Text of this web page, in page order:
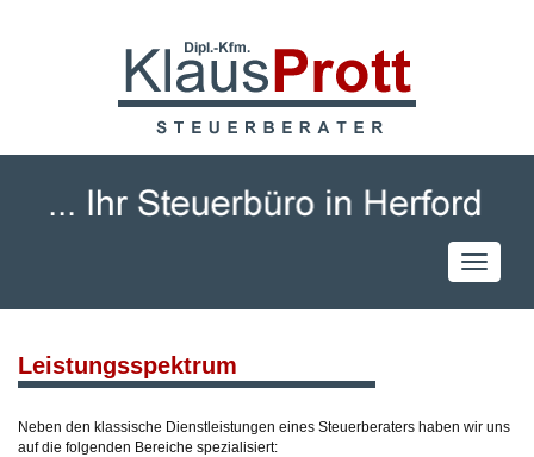
Toggle
Leistungsspektrum
Neben den klassische Dienstleistungen eines Steuerberaters haben wir uns
auf die folgenden Bereiche spezialisiert: